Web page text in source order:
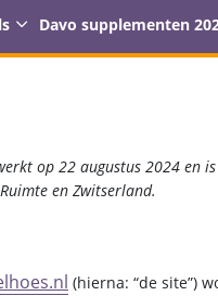
Davo supplementen
op 22 augustus 2024 en
en Zwitserland.
(hierna: “de site”)